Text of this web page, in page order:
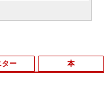
ター 本